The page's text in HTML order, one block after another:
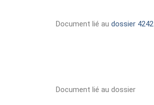
Document lié au dossier 4242
Document lié au dossier